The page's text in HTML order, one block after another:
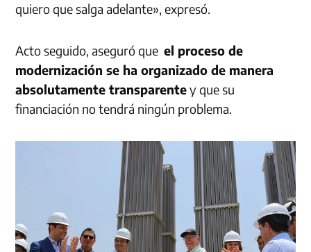
quiero que salga adelante», expresó.
Acto seguido, aseguró queel proceso de
modernización se ha organizado de manera
absolutamente transparentey que su
financiación no tendrá ningún problema.